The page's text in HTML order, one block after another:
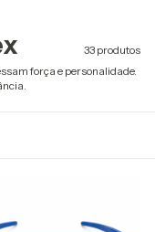
33 produtos
força e personalidade.